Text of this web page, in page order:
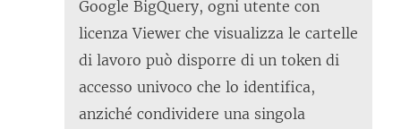
Google BigQuery, ogni utente con
licenza Viewer che visualizza le cartelle
di lavoro può disporre di un token di
accesso univoco che lo identifica,
anziché condividere una singola